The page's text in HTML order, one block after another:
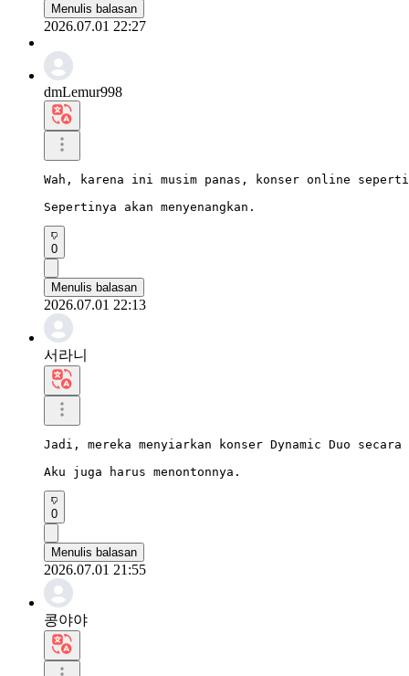
Menulis balasan
2026.07.01 22:27
dmLemur998
Wah, karena ini musim panas, konser online
Sepertinya akan menyenangkan.
0
Menulis balasan
2026.07.01 22:13
서라니
Jadi, mereka menyiarkan konser Dynamic Duo secara
Aku juga harus menontonnya.
0
Menulis balasan
2026.07.01 21:55
콩야야